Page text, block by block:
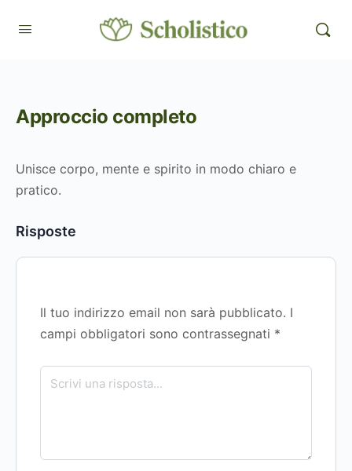
Approccio completo
Unisce corpo, mente e spirito in modo chiaro e
pratico.
Risposte
Il tuo indirizzo email non sarà pubblicato. I
campi obbligatori sono contrassegnati *